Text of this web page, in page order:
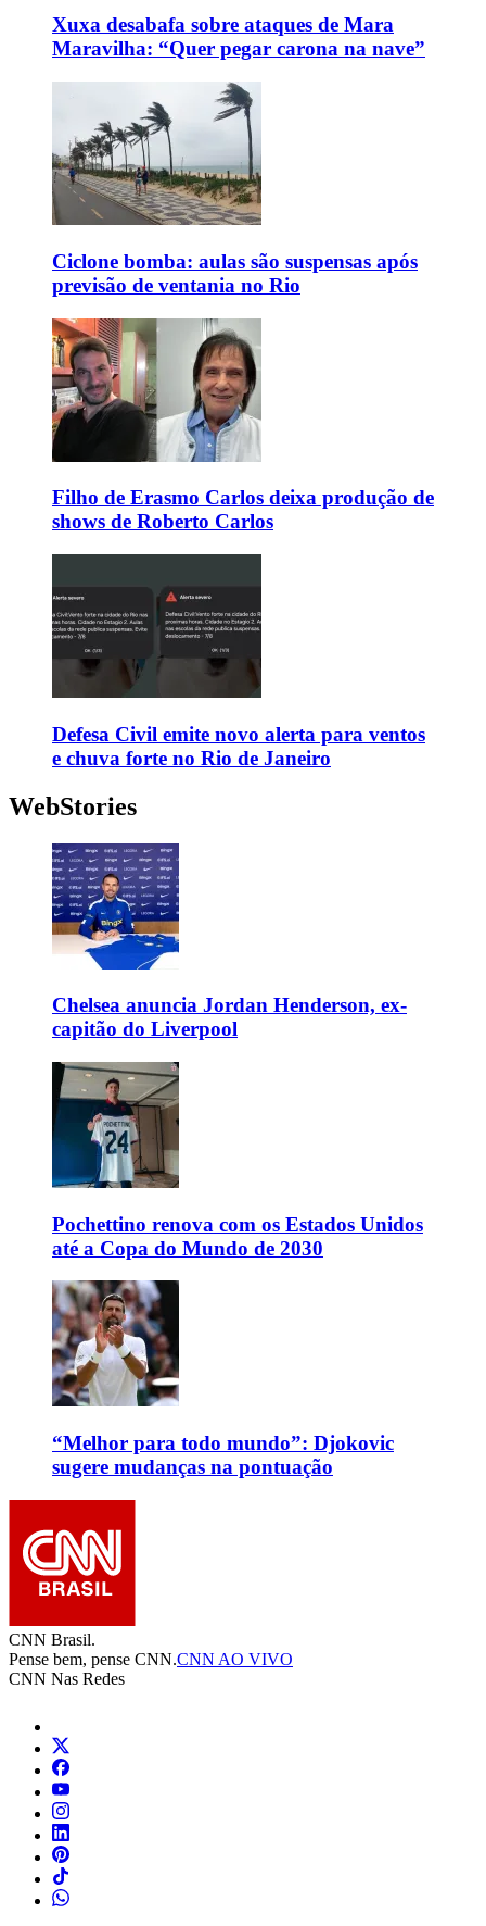
Xuxa desabafa sobre ataques de Mara
Maravilha: “Quer pegar carona na nave”
Ciclone bomba: aulas são suspensas após
previsão de ventania no Rio
Filho de Erasmo Carlos deixa produção de
shows de Roberto Carlos
Defesa Civil emite novo alerta para ventos
e chuva forte no Rio de Janeiro
WebStories
Chelsea anuncia Jordan Henderson, ex-
capitão do Liverpool
Pochettino renova com os Estados Unidos
até a Copa do Mundo de 2030
“Melhor para todo mundo”: Djokovic
sugere mudanças na pontuação
CNN Brasil.
Pense bem, pense CNN.CNN AO VIVO
CNN Nas Redes